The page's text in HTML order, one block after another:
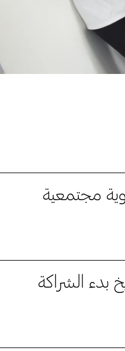
مجتمعية
بدء الشراكة